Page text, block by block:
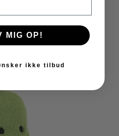
MIG OP!
ikke tilbud